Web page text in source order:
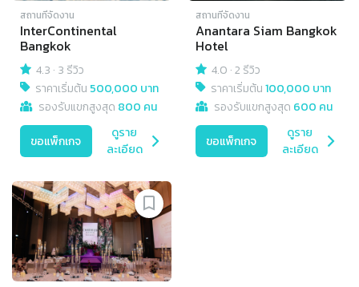
สถานที่จัดงาน
InterContinental
Bangkok
4.3 · 3 รีวิว
ราคาเริ่มต้น 500,000 บาท
รองรับแขกสูงสุด 800 คน
ขอแพ็กเกจ
ดูราย
ละเอียด
สถานที่จัดงาน
Anantara Siam Bangkok
Hotel
4.0 ·2 รีวิว
ราคาเริ่มต้น100,000 บาท
รองรับแขกสูงสุด 600 คน
ขอแพ็กเกจ
ดูราย
ละเอียด